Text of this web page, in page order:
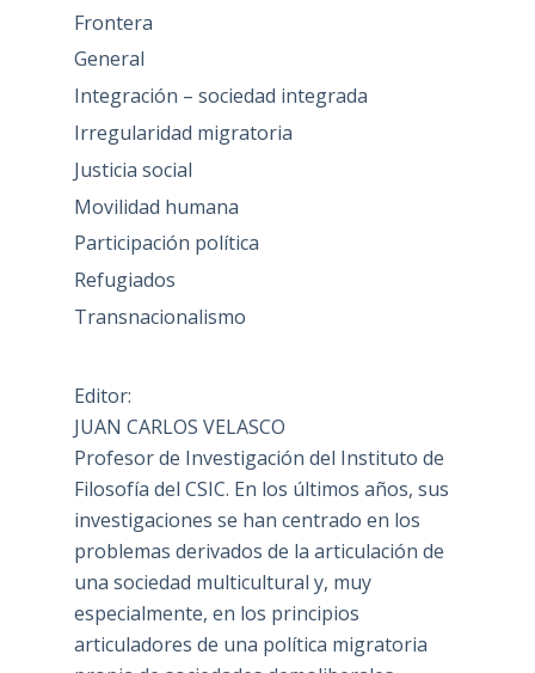
Frontera
General
Integración – sociedad integrada
Irregularidad migratoria
Justicia social
Movilidad humana
Participación política
Refugiados
Transnacionalismo
Editor:
JUAN CARLOS VELASCO
Profesor de Investigación del Instituto de
Filosofía del CSIC. En los últimos años, sus
investigaciones se han centrado en los
problemas derivados de la articulación de
una sociedad multicultural y, muy
especialmente, en los principios
articuladores de una política migratoria